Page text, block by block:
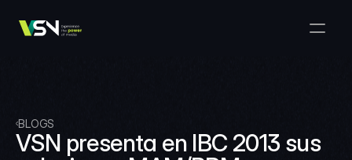
VSN Crea
VSNExplorer + VSNOne TV
Media Production Workflow
VSNExplorer + Wedit
Company
Select Language
BLOGS
VSN presenta en IBC 2013 sus